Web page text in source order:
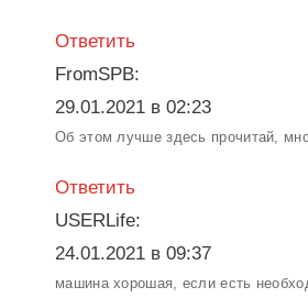
Ответить
FromSPB:
29.01.2021 в 02:23
Об этом лучше здесь прочитай,
Ответить
USERLife:
24.01.2021 в 09:37
машина хорошая, если есть